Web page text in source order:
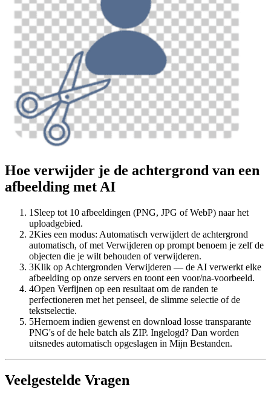
Hoe verwijder je de achtergrond van een
afbeelding met AI
1 Sleep tot 10 afbeeldingen (PNG, JPG of WebP) naar het
uploadgebied.
2Kies een modus: Automatisch verwijdert de achtergrond
automatisch, of met Verwijderen op prompt benoem je zelf de
objecten die je wilt behouden of verwijderen.
3Klik op Achtergronden Verwijderen — de AI verwerkt elke
afbeelding op onze servers en toont een voor/na-voorbeeld.
4Open Verfijnen op een resultaat om de randen te
perfectioneren met het penseel, de slimme selectie of de
tekstselectie.
5Hernoem indien gewenst en download losse transparante
PNG's of de hele batch als ZIP. Ingelogd? Dan worden
uitsnedes automatisch opgeslagen in Mijn Bestanden.
Veelgestelde Vragen